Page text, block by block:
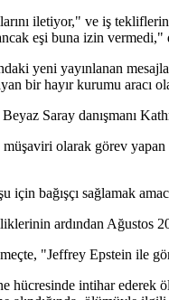
iletiyor," ve iş
eşi buna izin vermedi,"
yeni yayınlanan
bir hayır kurumu aracı
Saray danışmanı
olarak görev yapan
için bağışçı sağlamak
ardından Ağustos
"Jeffrey Epstein ile
hücresinde intihar ederek